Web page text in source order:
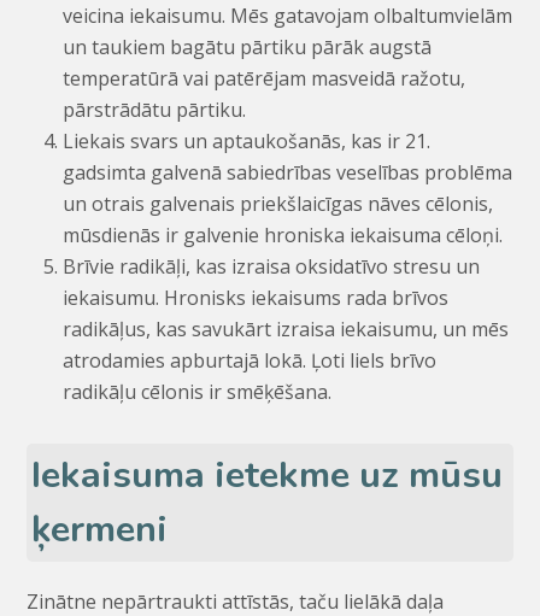
veicina iekaisumu. Mēs gatavojam olbaltumvielām
un taukiem bagātu pārtiku pārāk augstā
temperatūrā vai patērējam masveidā ražotu,
pārstrādātu pārtiku.
Liekais svars un aptaukošanās, kas ir 21.
gadsimta galvenā sabiedrības veselības problēma
un otrais galvenais priekšlaicīgas nāves cēlonis,
mūsdienās ir galvenie hroniska iekaisuma cēloņi.
Brīvie radikāļi, kas izraisa oksidatīvo stresu un
iekaisumu. Hronisks iekaisums rada brīvos
radikāļus, kas savukārt izraisa iekaisumu, un mēs
atrodamies apburtajā lokā. Ļoti liels brīvo
radikāļu cēlonis ir smēķēšana.
Iekaisuma ietekme uz mūsu
ķermeni
Zinātne nepārtraukti attīstās, taču lielākā daļa